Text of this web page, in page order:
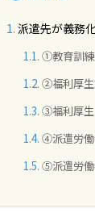
派遣先が義務
①教育訓練
②福利厚生
③福利厚生
④派遣労働
⑤派遣労働